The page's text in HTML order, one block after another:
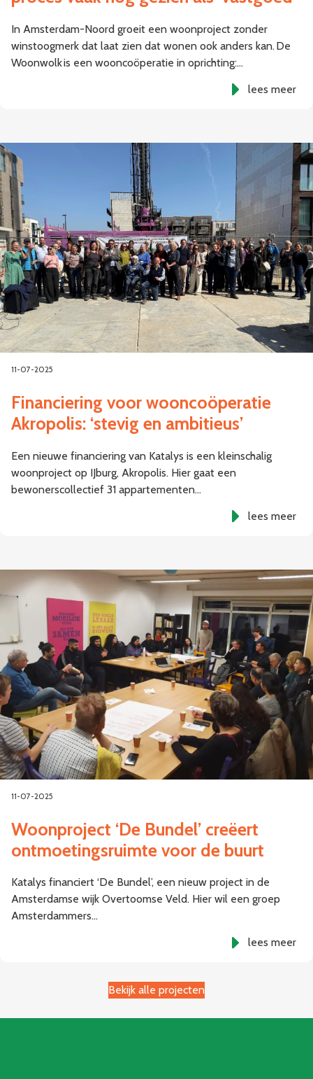
In Amsterdam-Noord groeit een woonproject zonder
winstoogmerk dat laat zien dat wonen ook anders kan. De
Woonwolk is een wooncoöperatie in oprichting:…
lees meer
11-07-2025
Financiering voor wooncoöperatie
Akropolis: ‘stevig en ambitieus’
Een nieuwe financiering van Katalys is een kleinschalig
woonproject op IJburg, Akropolis. Hier gaat een
bewonerscollectief 31 appartementen…
lees meer
11-07-2025
Woonproject ‘De Bundel’ creëert
ontmoetingsruimte voor de buurt
Katalys financiert ‘De Bundel’, een nieuw project in de
Amsterdamse wijk Overtoomse Veld. Hier wil een groep
Amsterdammers…
lees meer
Bekijk alle projecten